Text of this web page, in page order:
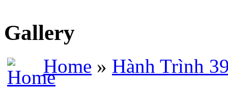
Gallery
Home » Hành Trình